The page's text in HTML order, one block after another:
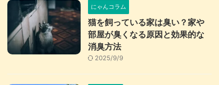
にゃんコラム
猫を飼っている家は臭い？家や
部屋が臭くなる原因と効果的な
消臭方法
2025/9/9